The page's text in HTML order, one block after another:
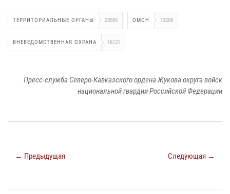
ТЕРРИТОРИАЛЬНЫЕ ОРГАНЫ 28595 ОМОН 13206
ВНЕВЕДОМСТВЕННАЯ ОХРАНА 16121
Пресс-служба Северо-Кавказского ордена Жукова округа войск
национальной гвардии Российской Федерации
← Предыдущая Следующая →